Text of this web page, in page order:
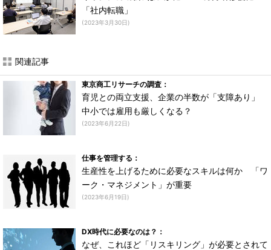
「社内転職」
(2023年3月30日)
関連記事
東京商工リサーチの調査：
育児との両立支援、企業の半数が「支障あり」
中小では雇用も厳しくなる？
(2023年6月22日)
仕事を管理する：
生産性を上げるために必要なスキルは何か 「ワ
ーク・マネジメント」が重要
(2023年6月19日)
DX時代に必要なのは？：
なぜ、これほど「リスキリング」が必要とされて